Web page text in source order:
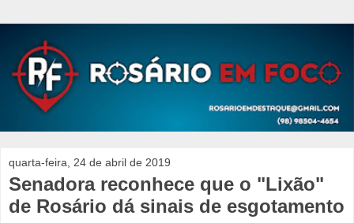
quarta-feira, 24 de abril de 2019
Senadora reconhece que o "Lixão"
de Rosário dá sinais de esgotamento